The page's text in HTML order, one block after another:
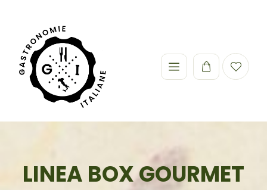
LINEA BOX GOURMET